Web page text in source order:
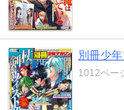
別冊少
1012ペー